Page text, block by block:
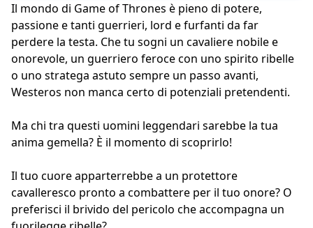
Il mondo di Game of Thrones è pieno di potere,
passione e tanti guerrieri, lord e furfanti da far
perdere la testa. Che tu sogni un cavaliere nobile e
onorevole, un guerriero feroce con uno spirito ribelle
o uno stratega astuto sempre un passo avanti,
Westeros non manca certo di potenziali pretendenti.
Ma chi tra questi uomini leggendari sarebbe la tua
anima gemella? È il momento di scoprirlo!
Il tuo cuore apparterrebbe a un protettore
cavalleresco pronto a combattere per il tuo onore? O
preferisci il brivido del pericolo che accompagna un